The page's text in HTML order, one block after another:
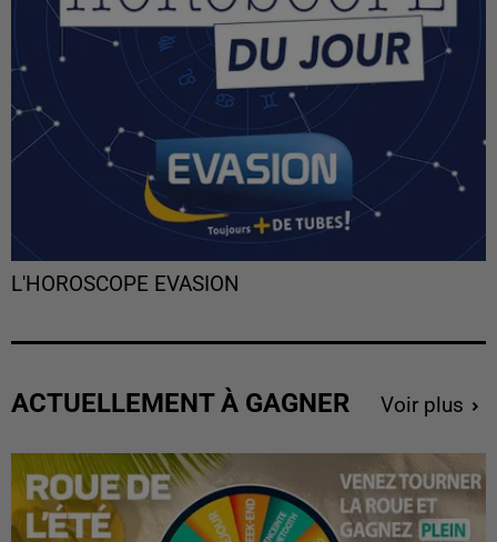
L'HOROSCOPE EVASION
ACTUELLEMENT À GAGNER Voir plus